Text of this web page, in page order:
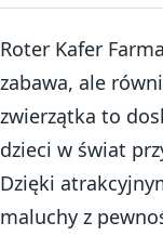
Roter Kafer
zabawa, ale
zwierzątka to
dzieci w świat
Dzięki
maluchy z